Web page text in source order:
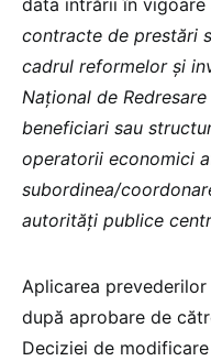
data intrării în vigoare
contracte de prestări
cadrul reformelor și
Național de
beneficiari sau
operatorii economici
subordinea/
autorități publice
Aplicarea
după aprobare de
Deciziei de